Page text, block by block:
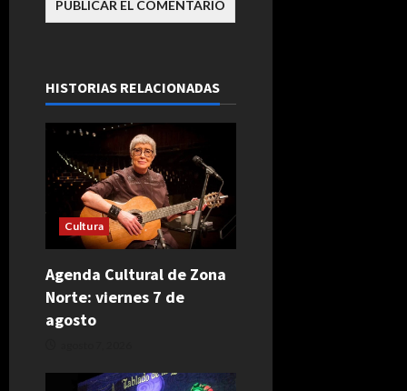
HISTORIAS RELACIONADAS
Cultura
Agenda Cultural de Zona
Norte: viernes 7 de
agosto